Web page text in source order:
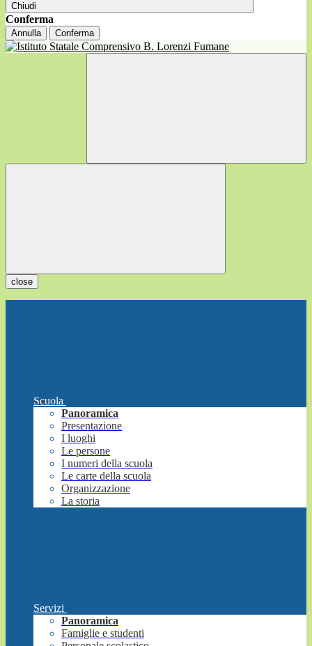
Chiudi
Conferma
Annulla Conferma
close
Scuola
Panoramica
Presentazione
I luoghi
Le persone
I numeri della scuola
Le carte della scuola
Organizzazione
La storia
Servizi
Panoramica
Famiglie e studenti